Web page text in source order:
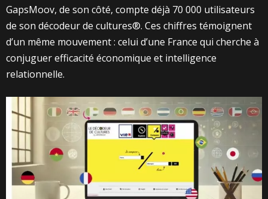
GapsMoov, de son côté, compte déjà 70 000 utilisateurs
de son décodeur de cultures®. Ces chiffres témoignent
d’un même mouvement : celui d’une France qui cherche à
conjuguer efficacité économique et intelligence
relationnelle.